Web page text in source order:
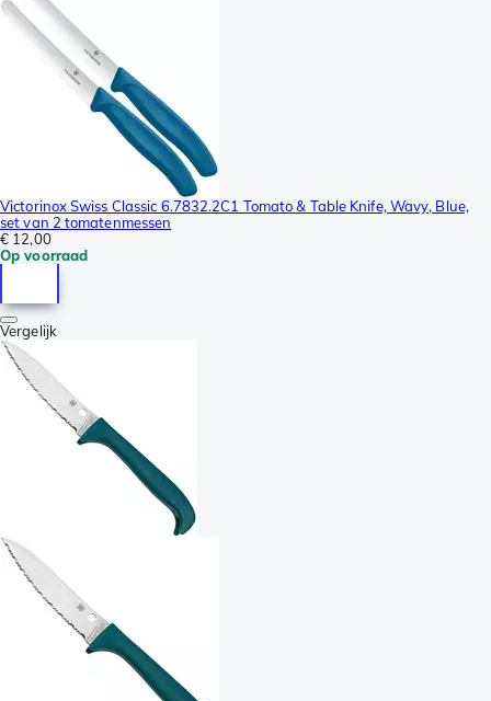
Victorinox Swiss Classic 6.7832.2C1 Tomato & Table Knife, Wavy, Blue,
set van 2 tomatenmessen
€ 12,00
Op voorraad
Vergelijk